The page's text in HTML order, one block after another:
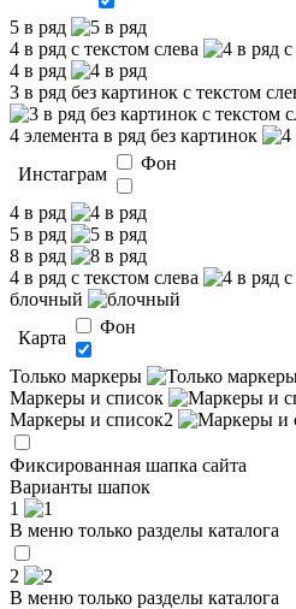
5 в ряд
4 в ряд с текстом слева
4 в ряд
3 в ряд без картинок с текстом
4 элемента в ряд без картинок
Инстаграм
Фон
4 в ряд
5 в ряд
8 в ряд
4 в ряд с текстом слева
блочный
Карта
Фон
Только маркеры
Маркеры и список
Маркеры и список2
Фиксированная шапка сайта
Варианты шапок
1
В меню только разделы каталога
2
В меню только разделы каталога